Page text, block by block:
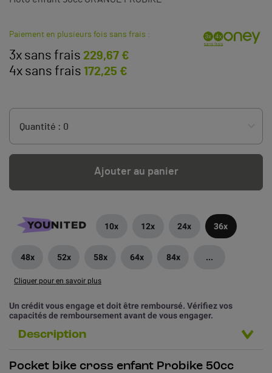
Paiement en plusieurs fois sans frais :
3x sans frais 229,67 €
4x sans frais 172,25 €
Ajouter au panier
10x 12x 24x 36x
48x 52x 58x 64x 84x ...
Cliquer pour en savoir plus
Un crédit vous engage et doit être remboursé. Vérifiez vos
capacités de remboursement avant de vous engager.
Description
Pocket bike cross enfant Probike 50cc